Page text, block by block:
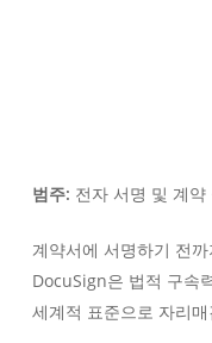
범주: 전자 서명 및 계약
계약서에 서명하기 전
DocuSign은 법적 구속
세계적 표준으로 자리